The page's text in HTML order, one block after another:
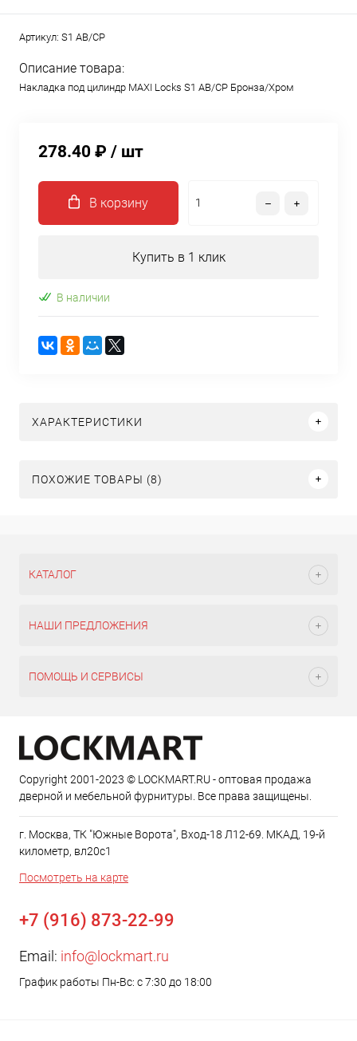
Артикул: S1 AB/CP
Описание товара:
Накладка под цилиндр MAXI Locks S1 AB/CP Бронза/Хром
278.40 ₽ / шт
В корзину
Купить в 1 клик
В наличии
ХАРАКТЕРИСТИКИ
ПОХОЖИЕ ТОВАРЫ (8)
КАТАЛОГ
НАШИ ПРЕДЛОЖЕНИЯ
ПОМОЩЬ И СЕРВИСЫ
Copyright 2001-2023 © LOCKMART.RU - оптовая продажа
дверной и мебельной фурнитуры. Все права защищены.
г. Москва, ТК "Южные Ворота", Вход-18 Л12-69. МКАД, 19-й
километр, вл20с1
Посмотреть на карте
+7 (916) 873-22-99
Email: info@lockmart.ru
График работы Пн-Вс: с 7:30 до 18:00